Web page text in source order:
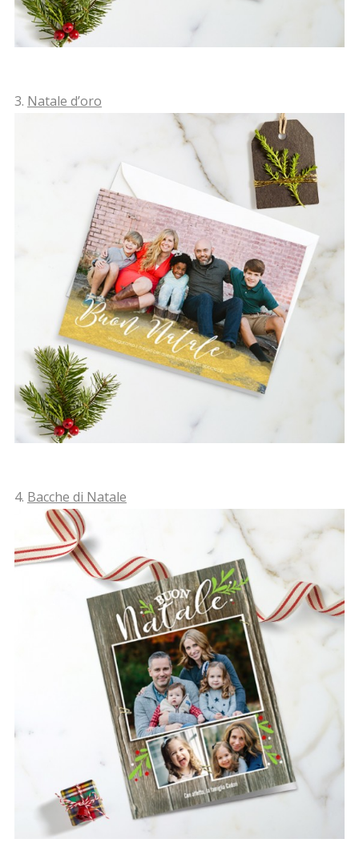
3. Natale d’oro
4. Bacche di Natale